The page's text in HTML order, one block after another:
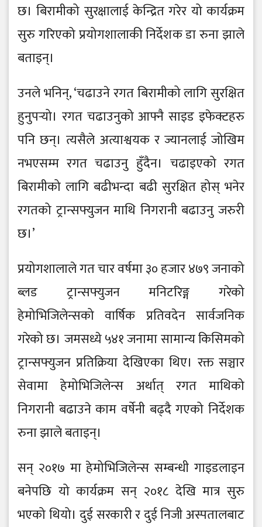
छ। बिरामीको सुरक्षालाई केन्द्रित गरेर यो कार्यक्रम
सुरु गरिएको प्रयोगशालाकी निर्देशक डा रुना झाले
बताइन्।
उनले भनिन्, ‘चढाउने रगत बिरामीको लागि सुरक्षित
हुनुपर्‍यो। रगत चढाउनुको आफ्नै साइड इफेक्टहरु
पनि छन्। त्यसैले अत्याश्वयक र ज्यानलाई जोखिम
नभएसम्म रगत चढाउनु हुँदैन। चढाइएको रगत
बिरामीको लागि बढीभन्दा बढी सुरक्षित होस् भनेर
रगतको ट्रान्सफ्युजन माथि निगरानी बढाउनु जरुरी
छ।’
प्रयोगशालाले गत चार वर्षमा ३० हजार ४७९ जनाको
ब्लड ट्रान्सफ्युजन मनिटरिङ्ग गरेको
हेमोभिजिलेन्सको वार्षिक प्रतिवदेन सार्वजनिक
गरेको छ। जमसध्ये ५४१ जनामा सामान्य किसिमको
ट्रान्सफ्युजन प्रतिक्रिया देखिएका थिए। रक्त सञ्चार
सेवामा हेमोभिजिलेन्स अर्थात् रगत माथिको
निगरानी बढाउने काम वर्षेनी बढ्दै गएको निर्देशक
रुना झाले बताइन्।
सन् २०१७ मा हेमोभिजिलेन्स सम्बन्धी गाइडलाइन
बनेपछि यो कार्यक्रम सन् २०१८ देखि मात्र सुरु
भएको थियो। दुई सरकारी र दुई निजी अस्पतालबाट